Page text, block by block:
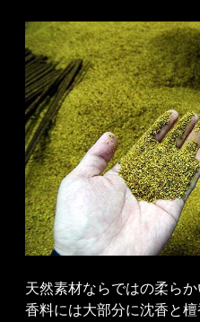
天然素材ならではの柔らか
香料には大部分に沈香と